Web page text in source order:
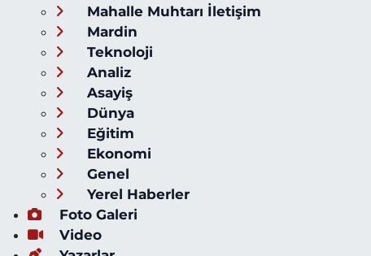
Mahalle Muhtarı İletişim
Mardin
Teknoloji
Analiz
Asayiş
Dünya
Eğitim
Ekonomi
Genel
Yerel Haberler
Foto Galeri
Video